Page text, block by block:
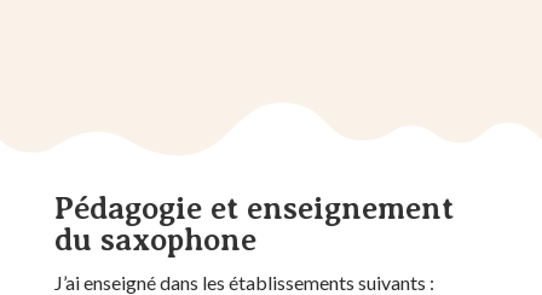
Pédagogie et enseignement
du saxophone
J’ai enseigné dans les établissements suivants :